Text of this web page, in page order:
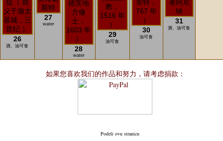
26
酒、油可食
27
water
28
water
29
油可食
30
油可食
31
酒、油可食
如果您喜欢我们的作品和努力，请考虑捐款：
Podeli ovu stranicu